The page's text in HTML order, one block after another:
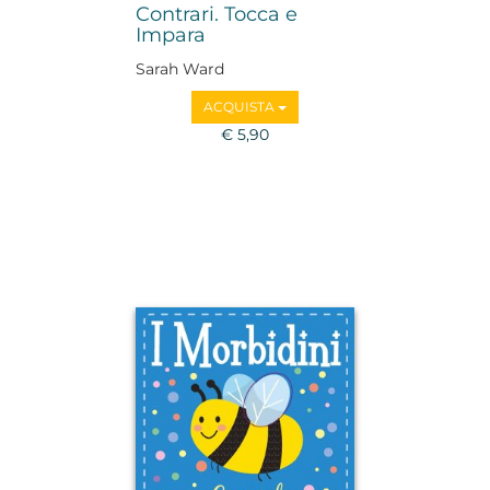
Contrari. Tocca e
Impara
Sarah Ward
ACQUISTA
€ 5,90